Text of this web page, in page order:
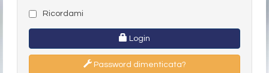
Ricordami
Login
Password dimenticata?